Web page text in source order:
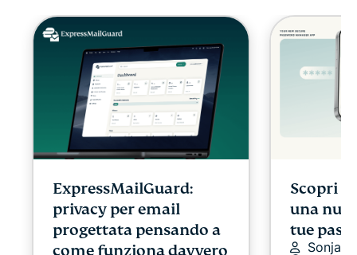
ExpressMailGuard:
privacy per email
progettata pensando a
come funziona davvero
Scopri
una
tue
Sonja